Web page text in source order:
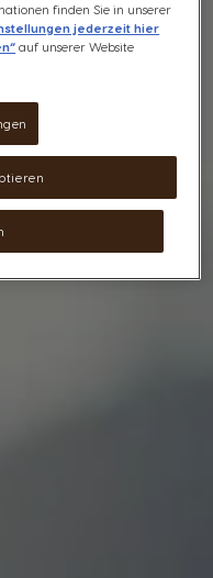
finden Sie in unserer
jederzeit hier
auf unserer Website